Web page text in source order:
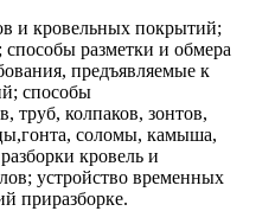
и кровельных покрытий;
разметки и обмера
предъявляемые к
способы
труб, колпаков, зонтов,
соломы, камыша,
кровель и
устройство временных
приразборке.